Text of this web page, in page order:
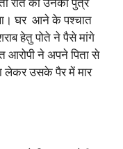
घर आने के पश्चात
हेतु पोते ने पैसे मांगे
आरोपी ने अपने पिता से
लेकर उसके पैर में मार